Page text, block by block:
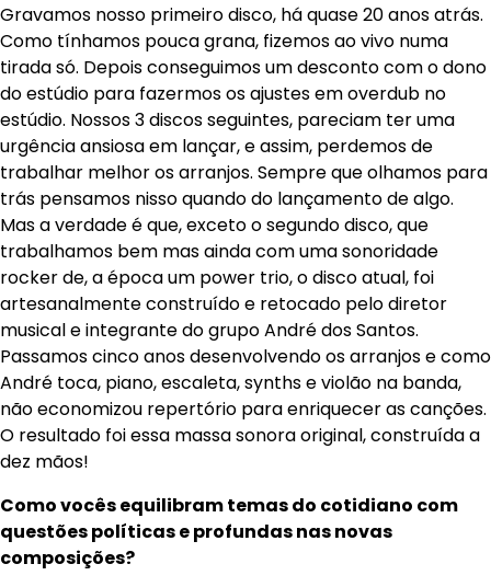
Gravamos nosso primeiro disco, há quase 20 anos atrás.
Como tínhamos pouca grana, fizemos ao vivo numa
tirada só. Depois conseguimos um desconto com o dono
do estúdio para fazermos os ajustes em overdub no
estúdio. Nossos 3 discos seguintes, pareciam ter uma
urgência ansiosa em lançar, e assim, perdemos de
trabalhar melhor os arranjos. Sempre que olhamos para
trás pensamos nisso quando do lançamento de algo.
Mas a verdade é que, exceto o segundo disco, que
trabalhamos bem mas ainda com uma sonoridade
rocker de, a época um power trio, o disco atual, foi
artesanalmente construído e retocado pelo diretor
musical e integrante do grupo André dos Santos.
Passamos cinco anos desenvolvendo os arranjos e como
André toca, piano, escaleta, synths e violão na banda,
não economizou repertório para enriquecer as canções.
O resultado foi essa massa sonora original, construída a
dez mãos!
Como vocês equilibram temas do cotidiano com
questões políticas e profundas nas novas
composições?